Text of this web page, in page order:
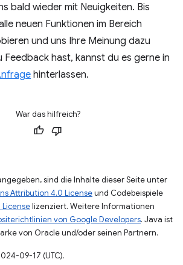
bald wieder mit Neuigkeiten. Bis
neuen Funktionen im Bereich
und uns Ihre Meinung dazu
Feedback hast, kannst du es gerne in
hinterlassen.
War das hilfreich?
sind die Inhalte dieser Seite unter
Attribution 4.0 Licenseund Codebeispiele
Licenselizenziert. Weitere Informationen
von Google Developers. Java ist
von Oracle und/oder seinen Partnern.
09-17 (UTC).